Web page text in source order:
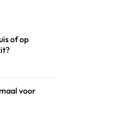
of op
voor